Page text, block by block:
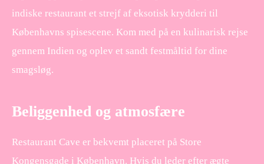
indiske restaurant et strejf af eksotisk krydderi til
Københavns spisescene. Kom med på en kulinarisk rejse
gennem Indien og oplev et sandt festmåltid for dine
smagsløg.
Beliggenhed og atmosfære
Restaurant Cave er bekvemt placeret på Store
Kongensgade i København. Hvis du leder efter ægte